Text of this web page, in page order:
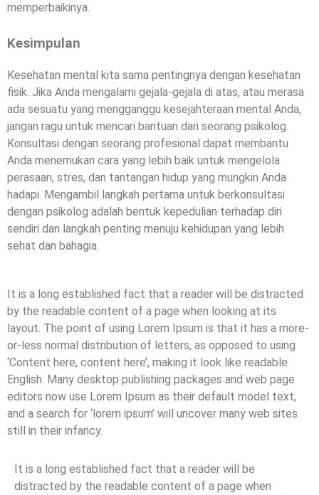
memperbaikinya.
Kesimpulan
Kesehatan mental kita sama pentingnya dengan kesehatan
fisik. Jika Anda mengalami gejala-gejala di atas, atau merasa
ada sesuatu yang mengganggu kesejahteraan mental Anda,
jangan ragu untuk mencari bantuan dari seorang psikolog.
Konsultasi dengan seorang profesional dapat membantu
Anda menemukan cara yang lebih baik untuk mengelola
perasaan, stres, dan tantangan hidup yang mungkin Anda
hadapi. Mengambil langkah pertama untuk berkonsultasi
dengan psikolog adalah bentuk kepedulian terhadap diri
sendiri dan langkah penting menuju kehidupan yang lebih
sehat dan bahagia.
It is a long established fact that a reader will be distracted
by the readable content of a page when looking at its
layout. The point of using Lorem Ipsum is that it has a more-
or-less normal distribution of letters, as opposed to using
‘Content here, content here’, making it look like readable
English. Many desktop publishing packages and web page
editors now use Lorem Ipsum as their default model text,
and a search for ‘lorem ipsum’ will uncover many web sites
still in their infancy.
It is a long established fact that a reader will be
distracted by the readable content of a page when